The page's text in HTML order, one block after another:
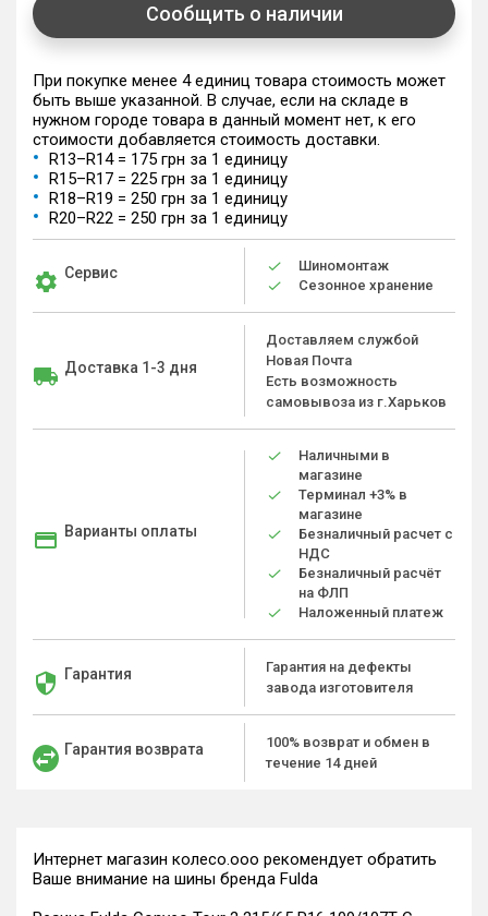
Сообщить о наличии
При покупке менее 4 единиц товара стоимость может
быть выше указанной. В случае, если на складе в
нужном городе товара в данный момент нет, к его
стоимости добавляется стоимость доставки.
R13–R14 = 175 грн за 1 единицу
R15–R17 = 225 грн за 1 единицу
R18–R19 = 250 грн за 1 единицу
R20–R22 = 250 грн за 1 единицу
Сервис
Шиномонтаж
Сезонное хранение
Доставка 1-3 дня
Доставляем службой
Новая Почта
Есть возможность
самовывоза из г.Харьков
Варианты оплаты
Наличными в
магазине
Терминал +3% в
магазине
Безналичный расчет с
НДС
Безналичный расчёт
на ФЛП
Наложенный платеж
Гарантия
Гарантия на дефекты
завода изготовителя
Гарантия возврата
100% возврат и обмен в
течение 14 дней
Интернет магазин колесо.ооо рекомендует обратить
Ваше внимание на шины бренда Fulda